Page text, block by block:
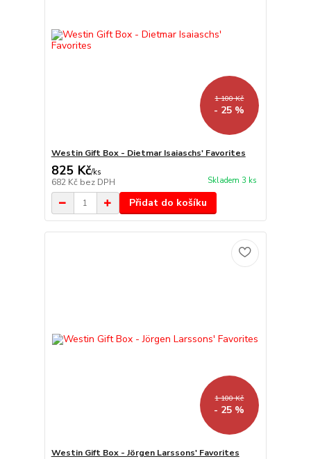
1 100 Kč
- 25 %
Westin Gift Box - Dietmar Isaiaschs' Favorites
825 Kč/ks
682 Kč bez DPH Skladem 3 ks
Přidat do košíku
1 100 Kč
- 25 %
Westin Gift Box - Jörgen Larssons' Favorites